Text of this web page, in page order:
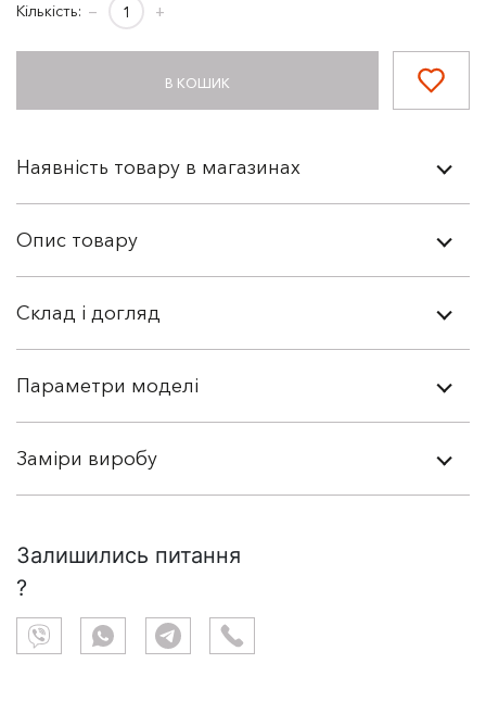
Кількість: − +
В КОШИК
Наявність товару в магазинах
Опис товару
Склад і догляд
Параметри моделі
Заміри виробу
Залишились питання
?